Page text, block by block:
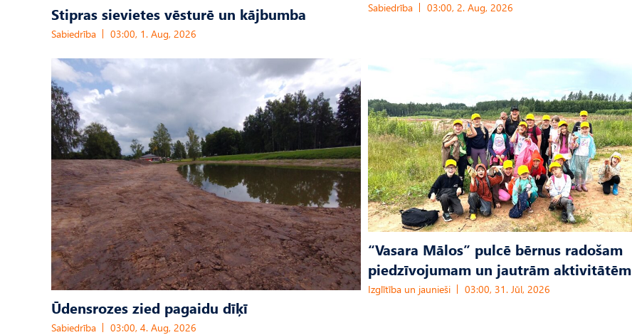
Stipras sievietes vēsturē un kājbumba
Sabiedrība 03:00, 1. Aug, 2026
Sabiedrība 03:00, 2. Aug, 2026
Ūdensrozes zied pagaidu dīķī
Sabiedrība 03:00, 4. Aug, 2026
“Vasara Mālos” pulcē bērnus radošam
piedzīvojumam un jautrām aktivitātēm
Izglītība un jaunieši 03:00, 31. Jūl, 2026